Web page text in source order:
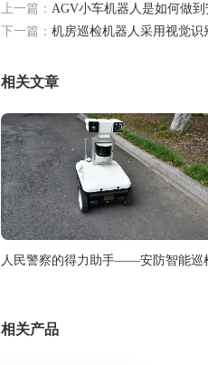
上一篇： AGV小车机器人是如何做
下一篇： 机房巡检机器人采用视觉
相关文章
人民警察的得力助手——安防智能巡
相关产品